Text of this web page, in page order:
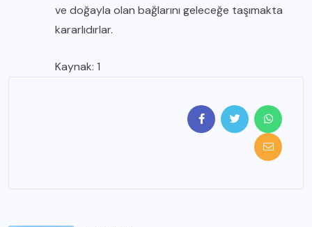
ve doğayla olan bağlarını geleceğe taşımakta
kararlıdırlar.
Kaynak: 1